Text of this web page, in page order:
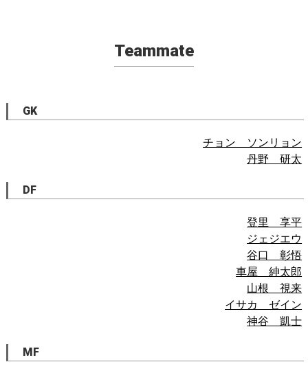
Teammate
GK
チョン ソンリョン
丹野 研太
DF
登里 享平
ジェジエウ
谷口 彰悟
車屋 紳太郎
山根 視来
イサカ ゼイン
神谷 凱士
MF